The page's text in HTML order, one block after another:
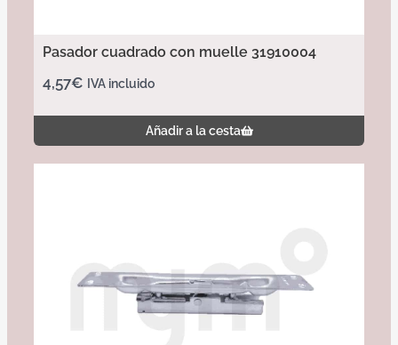
Pasador cuadrado con muelle 31910004
4,57€ IVA incluido
Añadir a la cesta